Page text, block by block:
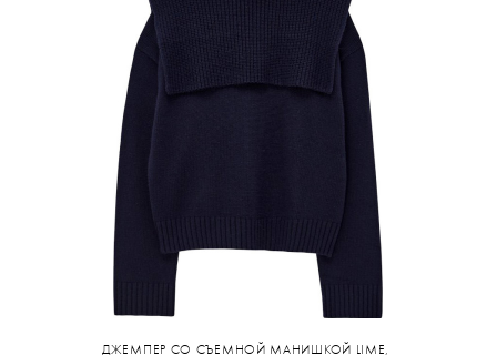
ДЖЕМПЕР СО СЪЕМНОЙ МАНИШКОЙ LIME,